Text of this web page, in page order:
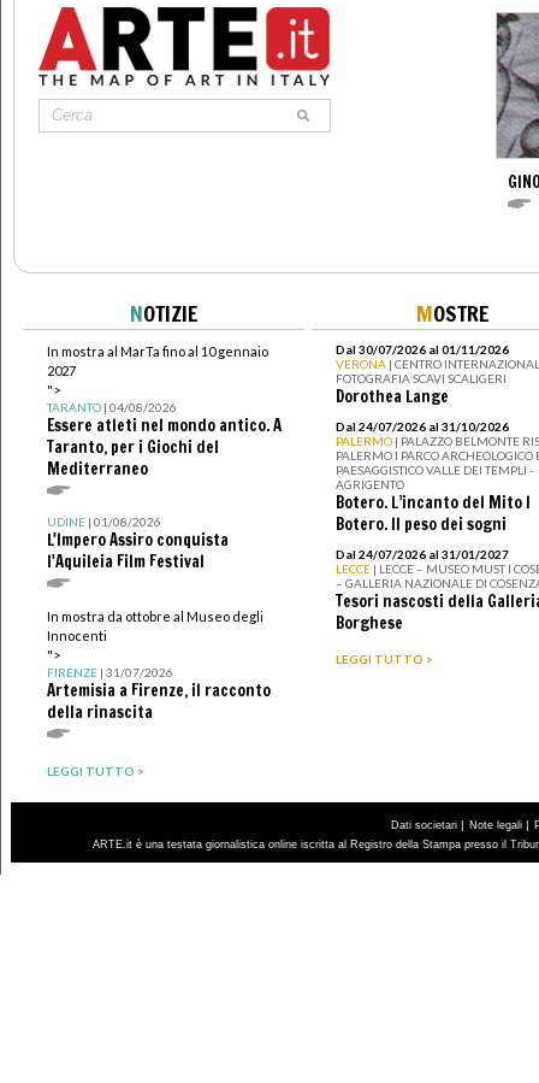
NOTIZIE
In mostra al MarTa fino al 10 gennaio
2027
">
TARANTO| 04/08/2026
Essere atleti nel mondo antico. A
Taranto, per i Giochi del
Mediterraneo
UDINE| 01/08/2026
L'Impero Assiro conquista
l'Aquileia Film Festival
In mostra da ottobre al Museo degli
Innocenti
">
FIRENZE| 31/07/2026
Artemisia a Firenze, il racconto
della rinascita
LEGGI TUTTO >
MOSTRE
Dal 30/07/2026 al 01/11/2026
VERONA | CENTRO
FOTOGRAFIA SCAVI SCALIGERI
Dorothea Lange
Dal 24/07/2026 al 31/10/2026
PALERMO | PALAZZO BELMONTE
PALERMO I PARCO ARCHEOLOGICO
PAESAGGISTICO VALLE DEI TEMPLI -
AGRIGENTO
Botero. L’incanto del Mito I
Botero. Il peso dei sogni
Dal 24/07/2026 al 31/01/2027
LECCE | LECCE – MUSEO MUST I
– GALLERIA NAZIONALE DI
Tesori nascosti della
Borghese
LEGGI TUTTO >
Dati societari | Note legali |
ARTE.it è una testata giornalistica online iscritta al Registro della Stampa presso il